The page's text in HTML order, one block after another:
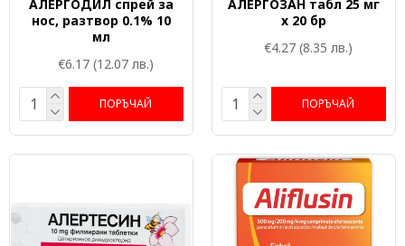
АЛЕРГОДИЛ спрей за
нос, разтвор 0.1% 10
мл
€6.17 (12.07 лв.)
ПОРЪЧАЙ
АЛЕРГОЗАН табл 25 мг
x 20 бр
€4.27 (8.35 лв.)
ПОРЪЧАЙ